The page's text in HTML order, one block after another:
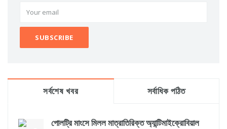
সর্বশেষ খবর সর্বাধিক পঠিত
পোলট্রি মাংসে মিলল মাত্রাতিরিক্ত অ্যান্টিমাইক্রোবিয়াল